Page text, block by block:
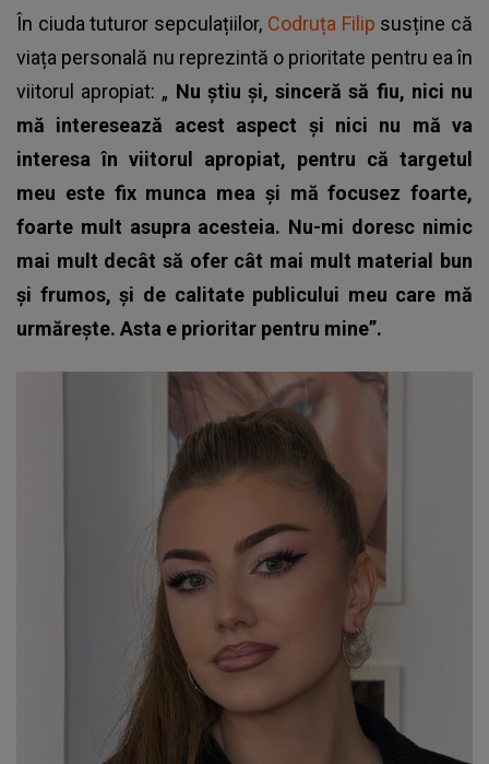
În ciuda tuturor sepculațiilor, Codruța Filip susține că
viața personală nu reprezintă o prioritate pentru ea în
viitorul apropiat: „ Nu știu și, sinceră să fiu, nici nu
mă interesează acest aspect și nici nu mă va
interesa în viitorul apropiat, pentru că targetul
meu este fix munca mea și mă focusez foarte,
foarte mult asupra acesteia. Nu-mi doresc nimic
mai mult decât să ofer cât mai mult material bun
și frumos,și de calitate publicului meu care mă
urmărește. Asta e prioritar pentru mine”.